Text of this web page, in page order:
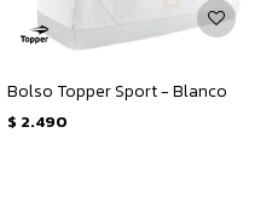
Bolso Topper Sport - Blanco
$ 2.490